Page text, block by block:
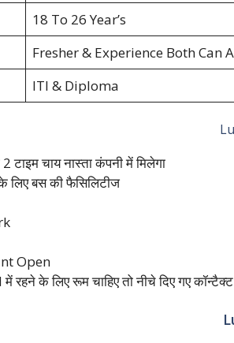
18 To 26 Year’s
Fresher & Experience Both Can
ITI & Diploma
टाइम चाय नास्ता कंपनी में मिलेगा
बस की फैसिलिटीज
Open
रहने के लिए रूम चाहिए तो नीचे दिए गए